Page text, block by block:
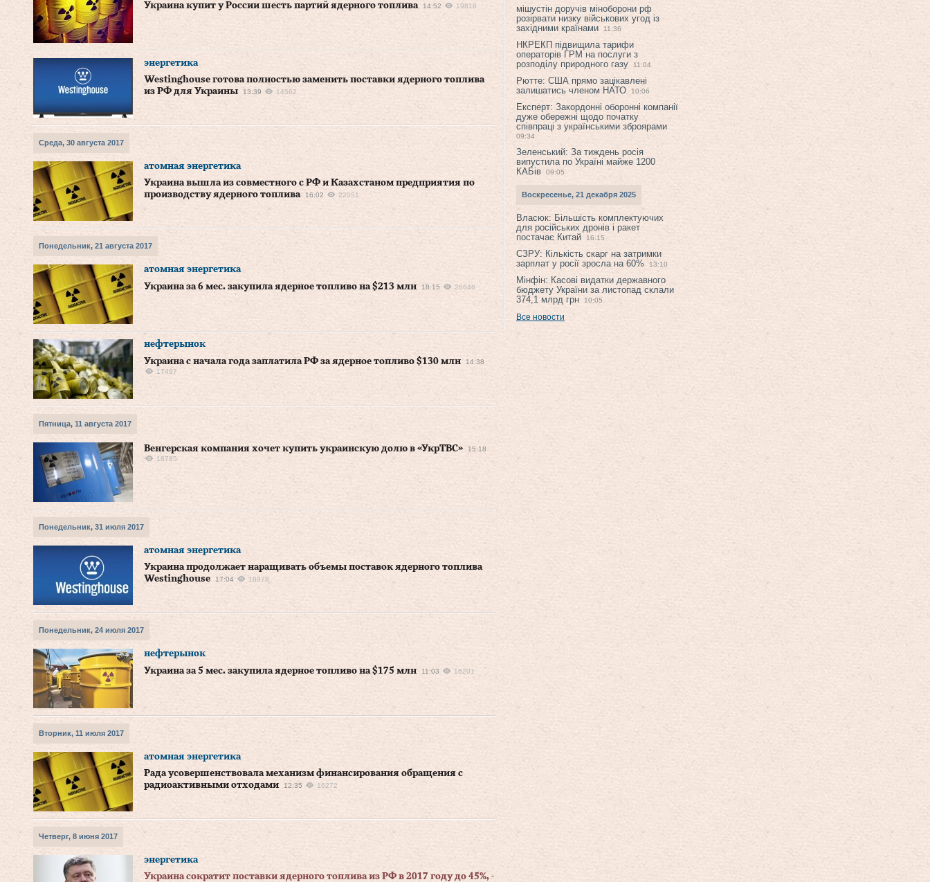
Украина купит у России шесть партий ядерного топлива
14:52 19818
энергетика
Westinghouse готова полностью заменить поставки ядерного топлива
из РФ для Украины
13:39 14562
Среда, 30 августа 2017
атомная энергетика
Украина вышла из совместного с РФ и Казахстаном предприятия по
производству ядерного топлива
16:02 22051
Понедельник, 21 августа 2017
атомная энергетика
Украина за 6 мес. закупила ядерное топливо на $213 млн
18:15 26646
нефтерынок
Украина с начала года заплатила РФ за ядерное топливо $130 млн
14:38
17497
Пятница, 11 августа 2017
Венгерская компания хочет купить украинскую долю в «УкрТВС»
15:18
18785
Понедельник, 31 июля 2017
атомная энергетика
Украина продолжает наращивать объемы поставок ядерного топлива
Westinghouse
17:04 18978
Понедельник, 24 июля 2017
нефтерынок
Украина за 5 мес. закупила ядерное топливо на $175 млн
11:03 16201
Вторник, 11 июля 2017
атомная энергетика
Рада усовершенствовала механизм финансирования обращения с
радиоактивными отходами
12:35 16272
Четверг, 8 июня 2017
энергетика
Украина сократит поставки ядерного топлива из РФ в 2017 году до 45%, -
мішустін доручів міноборони рф
розірвати низку військових угод із
західними країнами
11:36
НКРЕКП підвищила тарифи
операторів ГРМ на послуги з
розподілу природного газу
11:04
Рютте: США прямо зацікавлені
залишатись членом НАТО
10:06
Експерт: Закордонні оборонні компанії
дуже обережні щодо початку
співпраці з українськими зброярами
09:34
Зеленський: За тиждень росія
випустила по Україні майже 1200
КАБів
09:05
Воскресенье, 21 декабря 2025
Власюк: Більшість комплектуючих
для російських дронів і ракет
постачає Китай
16:15
СЗРУ: Кількість скарг на затримки
зарплат у росії зросла на 60%
13:10
Мінфін: Касові видатки державного
бюджету України за листопад склали
374,1 млрд грн
10:05
Все новости